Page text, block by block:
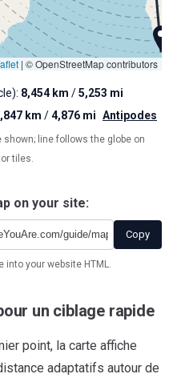
| © OpenStreetMap contributors
8,454 km /5,253 mi
km /4,876 mi Antipodes
line follows the globe on
tiles.
on your site:
Copy
into your website HTML.
un ciblage rapide
point, la carte affiche
adaptatifs autour de